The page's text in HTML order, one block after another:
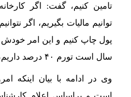
تامین کنیم، گفت: اگر
توانیم مالیات بگیریم، اگر
سال است تورم ۴۰ درصد داریم، این فاجعه است.